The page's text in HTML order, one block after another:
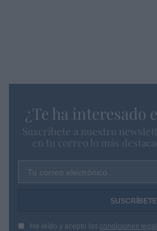
¿Te ha interesado
Suscríbete a nuestro
en tu correo lo más
Tu correo electrónico...
He leído y acepto las condiciones